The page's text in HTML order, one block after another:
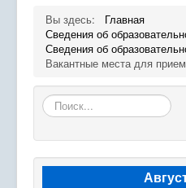
Вы здесь:
Главная
Сведения об
Сведения об
Вакантные места для
Искать...